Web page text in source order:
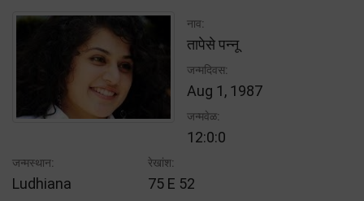
नाव:
तापेसे पन्नू
जन्मदिवस:
Aug 1, 1987
जन्मवेळ:
12:0:0
जन्मस्थान:
Ludhiana
रेखांश:
75 E 52